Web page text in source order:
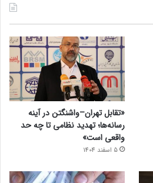
«تقابل تهران–واشنگتن در آینه
رسانه‌ها؛ تهدید نظامی تا چه حد
واقعی است»
5 اسفند 1404